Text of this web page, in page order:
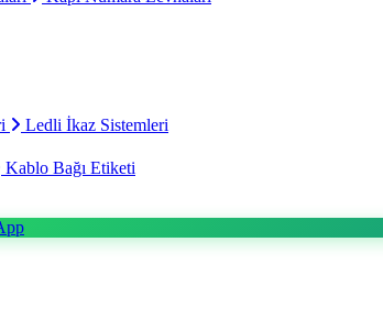
Ledli İkaz Sistemleri
Kablo Bağı Etiketi